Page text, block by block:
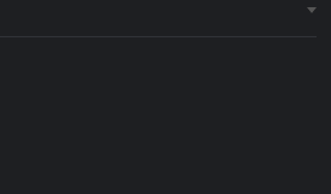
Steam?
Epic Games?
GOG?